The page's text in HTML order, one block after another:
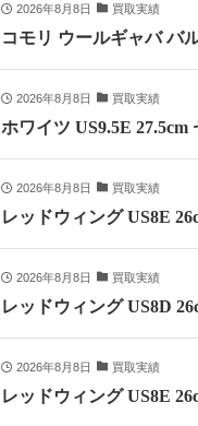
2026年8月8日 買取実績
コモリ ウールギャバ バ
2026年8月8日 買取実績
ホワイツ US9.5E 27.5cm
2026年8月8日 買取実績
レッドウィング US8E
2026年8月8日 買取実績
レッドウィング US8D
2026年8月8日 買取実績
レッドウィング US8E